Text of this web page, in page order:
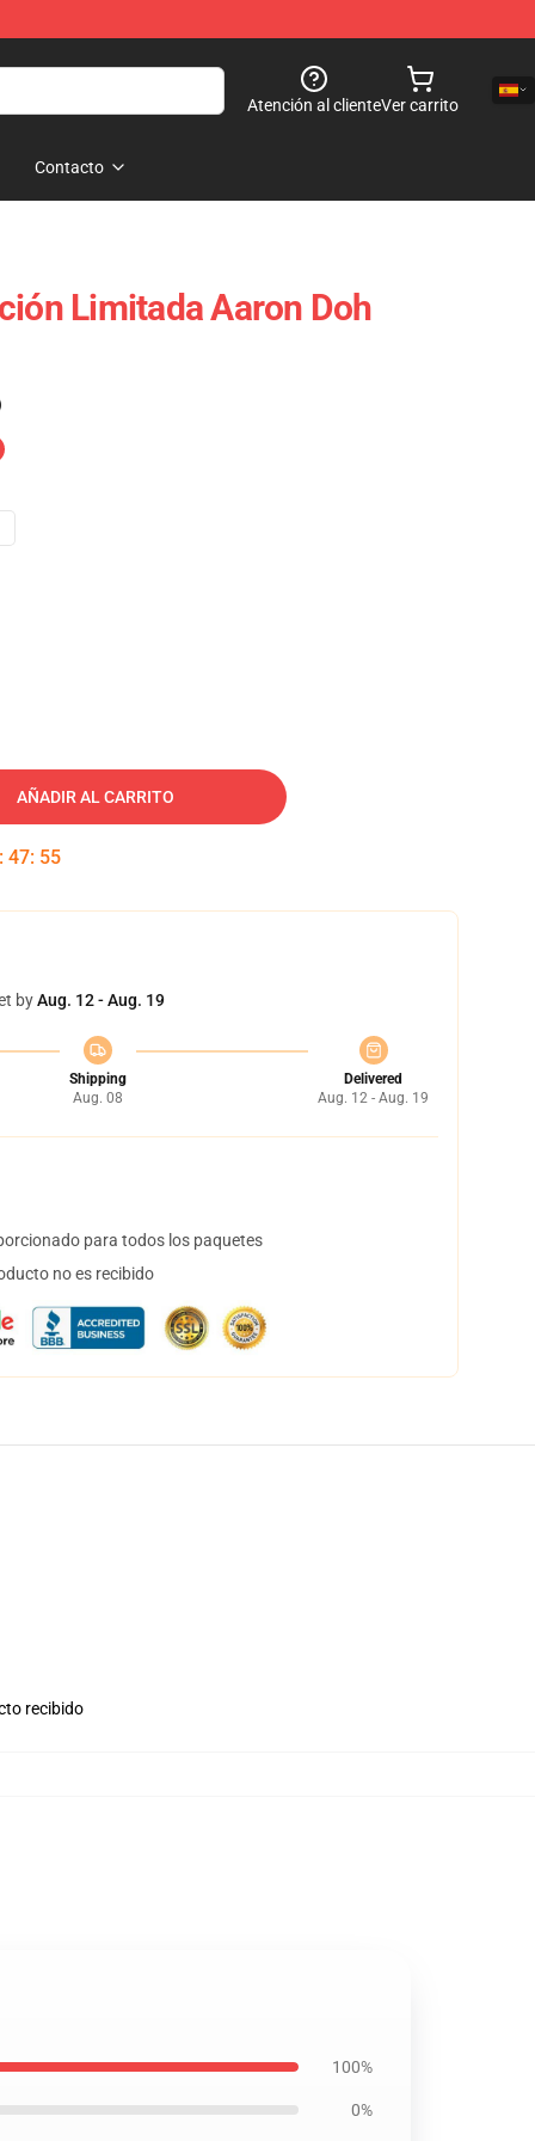
Atención al clienteVer carrito
Contacto
Limitada Aaron Doh
AÑADIR AL CARRITO
: 47: 55
byAug. 12 - Aug. 19
Shipping
Aug. 08
Delivered
Aug. 12 - Aug. 19
para todos los paquetes
no es recibido
recibido
100%
0%